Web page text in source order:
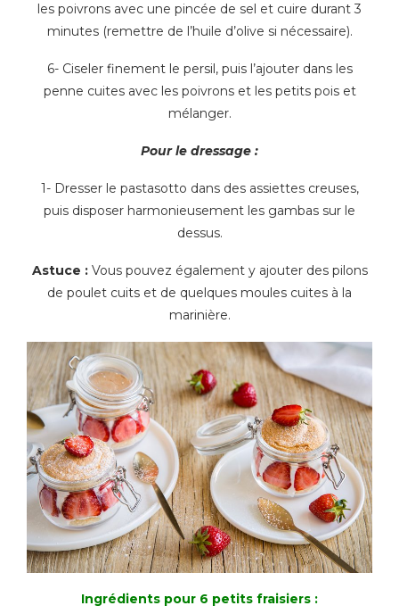
les poivrons avec une pincée de sel et cuire durant 3
minutes (remettre de l’huile d’olive si nécessaire).
6- Ciseler finement le persil, puis l’ajouter dans les
penne cuites avec les poivrons et les petits pois et
mélanger.
Pour le dressage :
1- Dresser le pastasotto dans des assiettes creuses,
puis disposer harmonieusement les gambas sur le
dessus.
Astuce :Vous pouvez également y ajouter des pilons
de poulet cuits et de quelques moules cuites à la
marinière.
Ingrédients pour 6 petits fraisiers :